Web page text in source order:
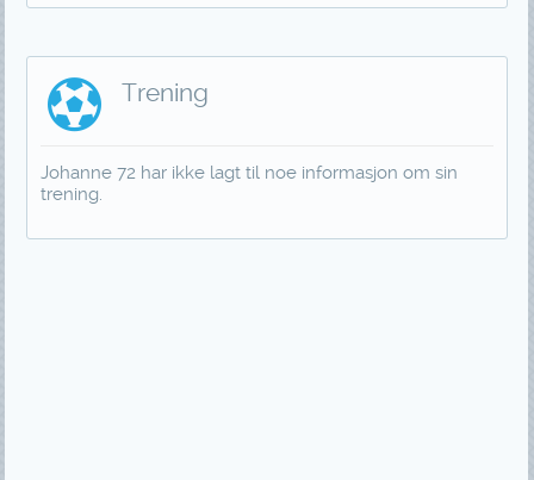
Trening
Johanne 72 har ikke lagt til noe informasjon om sin
trening.